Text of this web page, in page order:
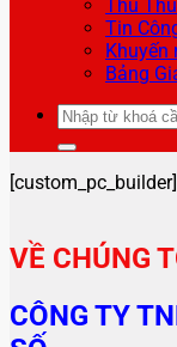
Thủ
Tin
Khuyến
Bảng
Tìm
kiếm:
[custom_pc_builder]
VỀ CHÚNG
CÔNG TY